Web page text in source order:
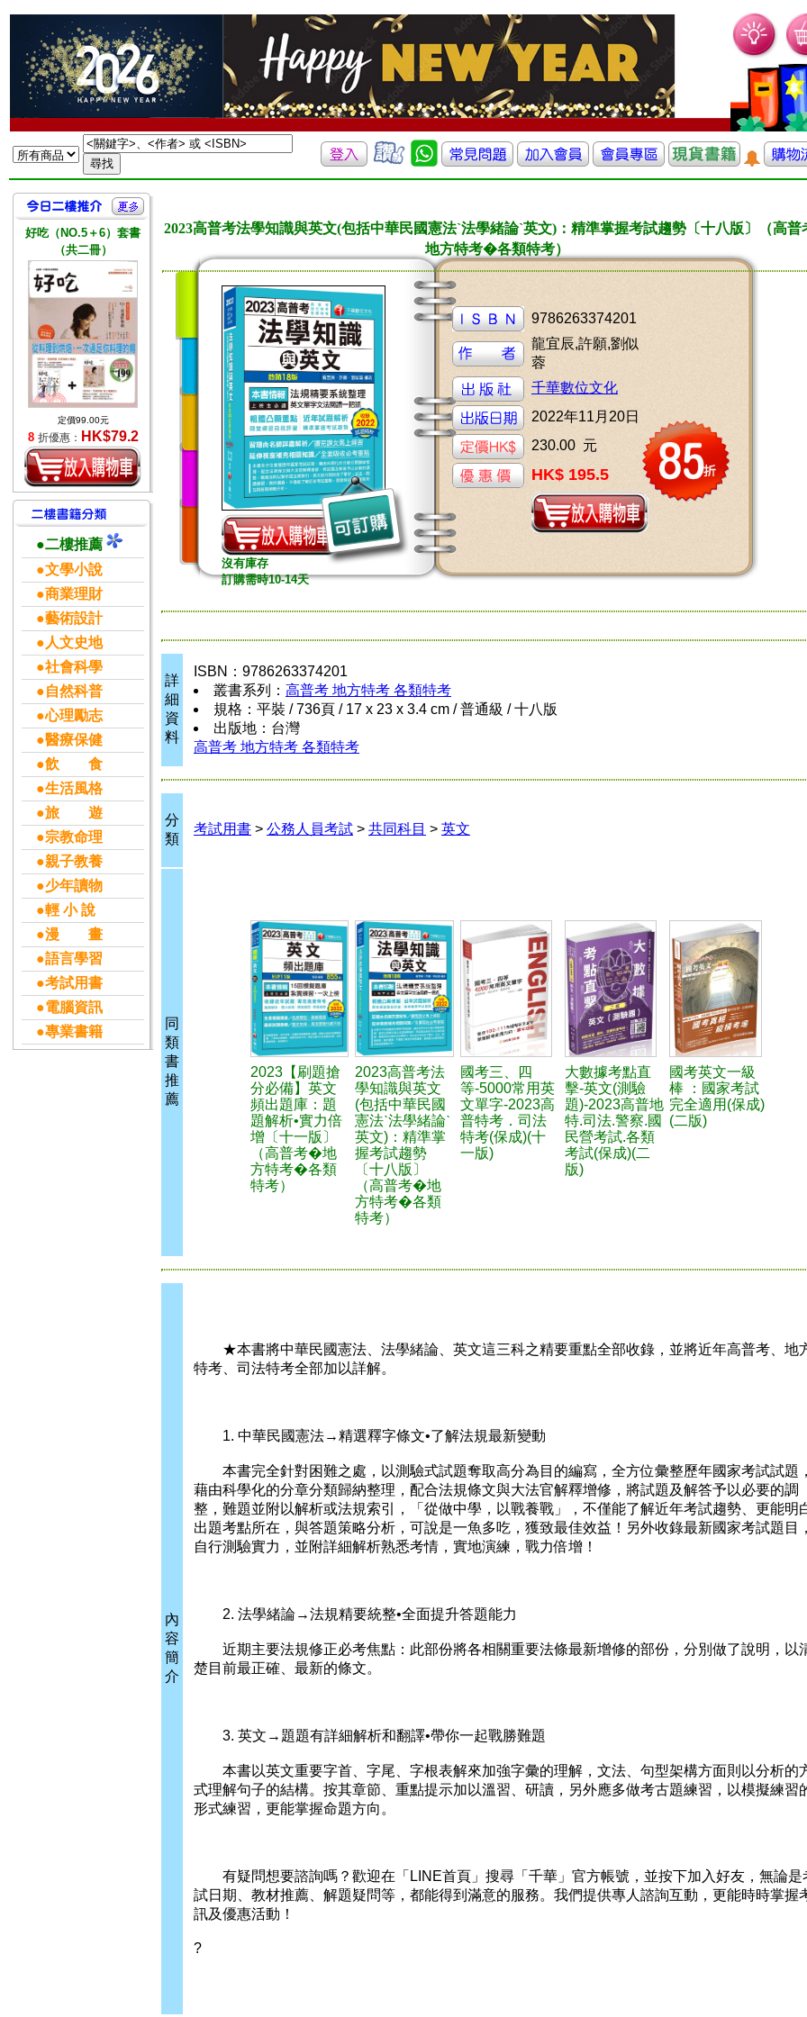
好吃（NO.5＋6）套書
（共二冊）
定價99.00元
8 折優惠： HK$79.2
●二樓推薦
●文學小說
●商業理財
●藝術設計
●人文史地
●社會科學
●自然科普
●心理勵志
●醫療保健
●飲 食
●生活風格
●旅 遊
●宗教命理
●親子教養
●少年讀物
●輕 小 說
●漫 畫
●語言學習
●考試用書
●電腦資訊
●專業書籍
2023高普考法學知識與英文(包括中華民國憲法ˋ法學緒論ˋ英文)：精準掌握考試趨勢〔十八版〕（高
地方特考�各類特考）
沒有庫存
訂購需時10-14天
9786263374201
龍宜辰,許願,劉似
蓉
千華數位文化
2022年11月20日
230.00 元
HK$ 195.5
詳
細
資
料
ISBN：9786263374201
叢書系列： 高普考 地方特考 各類特考
規格：平裝 / 736頁 / 17 x 23 x 3.4 cm / 普通級 / 十八版
出版地：台灣
高普考 地方特考 各類特考
分
類
考試用書 > 公務人員考試 > 共同科目 > 英文
同
類
書
推
薦
2023【刷題搶
分必備】英文
頻出題庫：題
題解析•實力倍
增〔十一版〕
（高普考�地
方特考�各類
特考）
2023高普考法
學知識與英文
(包括中華民國
憲法ˋ法學緒論ˋ
英文)：精準掌
握考試趨勢
〔十八版〕
（高普考�地
方特考�各類
特考）
國考三、四
等-5000常用英
文單字-2023高
普特考．司法
特考(保成)(十
一版)
大數據考點直
擊-英文(測驗
題)-2023高普地
特.司法.警察.國
民營考試.各類
考試(保成)(二
版)
國考英文一級
棒 ：國家考試
完全適用(保成)
(二版)
內
容
簡
介
★本書將中華民國憲法、法學緒論、英文這三科之精要重點全部收錄，並將近年高普考、地
特考、司法特考全部加以詳解。
1. 中華民國憲法→精選釋字條文•了解法規最新變動
本書完全針對困難之處，以測驗式試題奪取高分為目的編寫，全方位彙整歷年國家考試試題，
藉由科學化的分章分類歸納整理，配合法規條文與大法官解釋增修，將試題及解答予以必要的調
整，難題並附以解析或法規索引，「從做中學，以戰養戰」，不僅能了解近年考試趨勢、更能明
出題考點所在，與答題策略分析，可說是一魚多吃，獲致最佳效益！另外收錄最新國家考試題目，
自行測驗實力，並附詳細解析熟悉考情，實地演練，戰力倍增！
2. 法學緒論→法規精要統整•全面提升答題能力
近期主要法規修正必考焦點：此部份將各相關重要法條最新增修的部份，分別做了說明，以
楚目前最正確、最新的條文。
3. 英文→題題有詳細解析和翻譯•帶你一起戰勝難題
本書以英文重要字首、字尾、字根表解來加強字彙的理解，文法、句型架構方面則以分析的
式理解句子的結構。按其章節、重點提示加以溫習、研讀，另外應多做考古題練習，以模擬練習
形式練習，更能掌握命題方向。
有疑問想要諮詢嗎？歡迎在「LINE首頁」搜尋「千華」官方帳號，並按下加入好友，無論是
試日期、教材推薦、解題疑問等，都能得到滿意的服務。我們提供專人諮詢互動，更能時時掌握
訊及優惠活動！
?